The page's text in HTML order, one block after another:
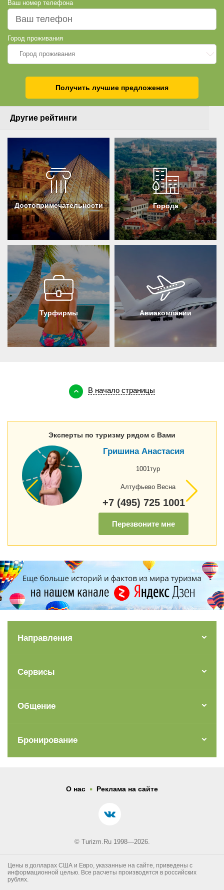
Ваш номер телефона
Город проживания
Город проживания
Получить лучшие предложения
Другие рейтинги
Достопримечательности Города
Турфирмы Авиакомпании
В начало страницы
Эксперты по туризму рядом с Вами
Гришина Анастасия
1001тур
Алтуфьево Весна
+7 (495) 725 1001
Перезвоните мне
Направления
Сервисы
Общение
Бронирование
О нас . Реклама на сайте
© Turizm.Ru 1998—2026.
Цены в долларах США и Евро, указанные на сайте, приведены с
информационной целью. Все расчеты производятся в российских
рублях.